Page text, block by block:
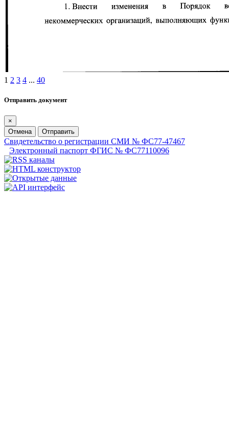
1 2 3 4 ... 40
Отправить документ
×
Отмена
Отправить
Свидетельство о регистрации СМИ № ФС77-47467
Электронный паспорт ФГИС № ФС77110096